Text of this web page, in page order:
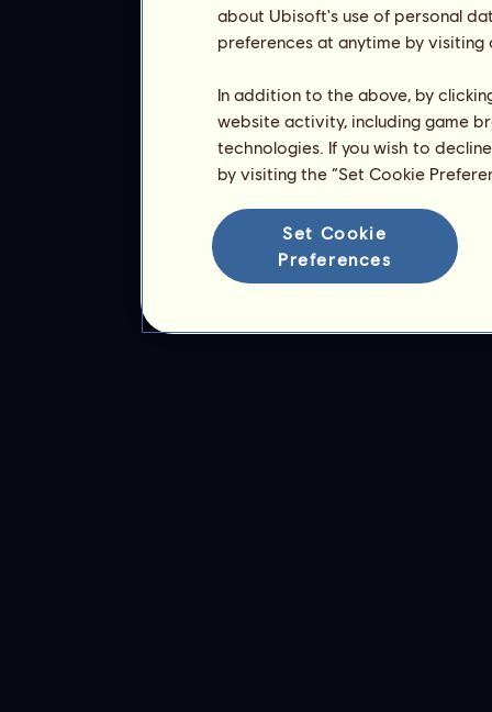
about Ubisoft's use of personal
preferences at anytime by
In addition to the above, by
website activity, including game
technologies. If you wish to
by visiting the “Set Cookie
Set Cookie
Preferences